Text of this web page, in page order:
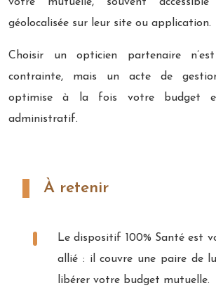
géolocalisée sur leur site ou application.
Choisir un opticien partenaire
contrainte, mais un acte de
optimise à la fois votre budget
administratif.
À retenir
Le dispositif 100% Santé est
allié : il couvre une paire de
libérer votre budget mutuelle.